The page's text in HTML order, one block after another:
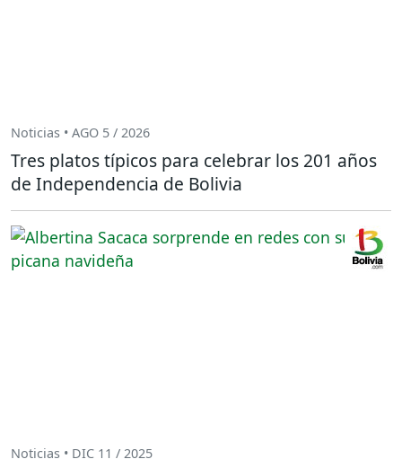
Noticias • AGO 5 / 2026
Tres platos típicos para celebrar los 201 años
de Independencia de Bolivia
Noticias • DIC 11 / 2025